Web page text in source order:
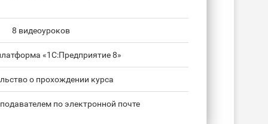
8 видеоуроков
«1С:Предприятие 8»
о прохождении курса
по электронной почте